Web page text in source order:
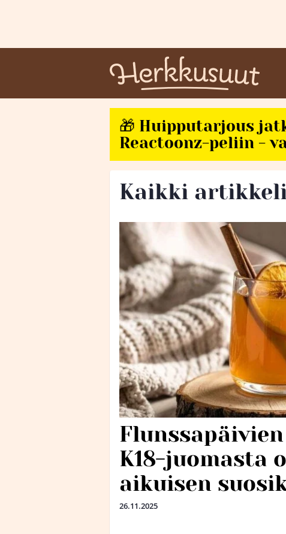
🎁 Huipputarjous
Reactoonz-peliin -
Kaikki
K18-juomasta
aikuisen
26.11.2025